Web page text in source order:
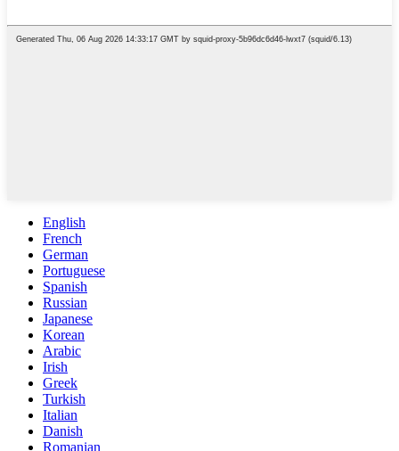
English
French
German
Portuguese
Spanish
Russian
Japanese
Korean
Arabic
Irish
Greek
Turkish
Italian
Danish
Romanian